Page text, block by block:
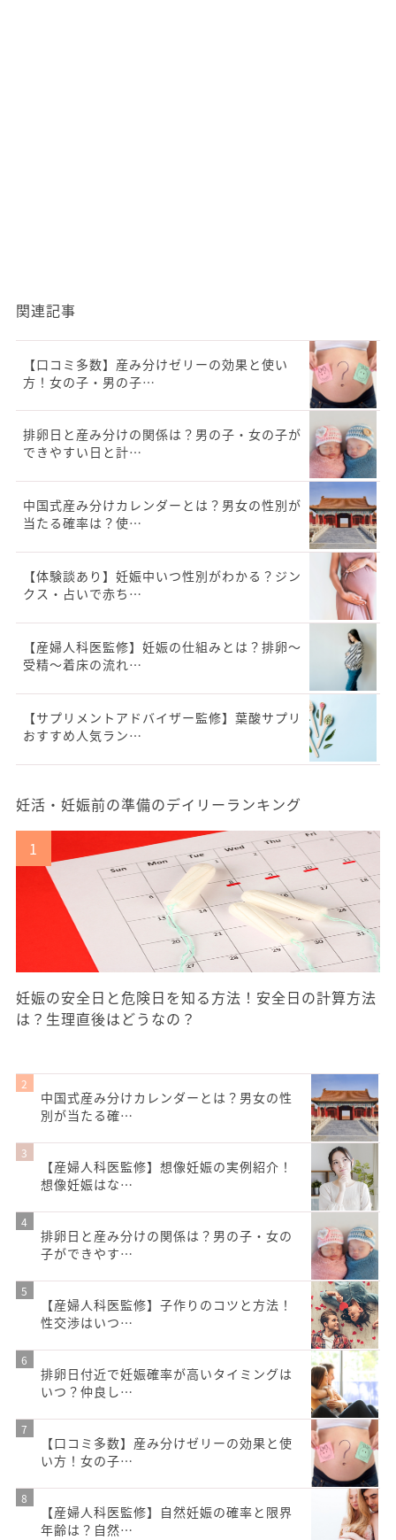
関連記事
【口コミ多数】産み分けゼリーの効果と使い
方！女の子・男の子…
排卵日と産み分けの関係は？男の子・女の子が
できやすい日と計…
中国式産み分けカレンダーとは？男女の性別が
当たる確率は？使…
【体験談あり】妊娠中いつ性別がわかる？ジン
クス・占いで赤ち…
【産婦人科医監修】妊娠の仕組みとは？排卵～
受精～着床の流れ…
【サプリメントアドバイザー監修】葉酸サプリ
おすすめ人気ラン…
妊活・妊娠前の準備のデイリーランキング
妊娠の安全日と危険日を知る方法！安全日の計算方法
は？生理直後はどうなの？
中国式産み分けカレンダーとは？男女の性
別が当たる確…
【産婦人科医監修】想像妊娠の実例紹介！
想像妊娠はな…
排卵日と産み分けの関係は？男の子・女の
子ができやす…
【産婦人科医監修】子作りのコツと方法！
性交渉はいつ…
排卵日付近で妊娠確率が高いタイミングは
いつ？仲良し…
【口コミ多数】産み分けゼリーの効果と使
い方！女の子…
【産婦人科医監修】自然妊娠の確率と限界
年齢は？自然…